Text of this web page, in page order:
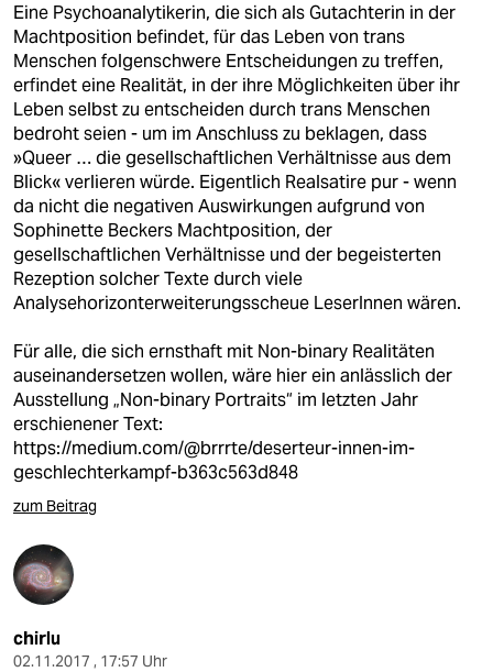
Eine Psychoanalytikerin, die sich als Gutachterin in der
Machtposition befindet, für das Leben von trans
Menschen folgenschwere Entscheidungen zu treffen,
erfindet eine Realität, in der ihre Möglichkeiten über ihr
Leben selbst zu entscheiden durch trans Menschen
bedroht seien - um im Anschluss zu beklagen, dass
»Queer … die gesellschaftlichen Verhältnisse aus dem
Blick« verlieren würde. Eigentlich Realsatire pur - wenn
da nicht die negativen Auswirkungen aufgrund von
Sophinette Beckers Machtposition, der
gesellschaftlichen Verhältnisse und der begeisterten
Rezeption solcher Texte durch viele
Analysehorizonterweiterungsscheue LeserInnen wären.
Für alle, die sich ernsthaft mit Non-binary Realitäten
auseinandersetzen wollen, wäre hier ein anlässlich der
Ausstellung „Non-binary Portraits“ im letzten Jahr
erschienener Text:
https://medium.com/@brrrte/deserteur-innen-im-
geschlechterkampf-b363c563d848
zum Beitrag
chirlu
02.11.2017 , 17:57 Uhr